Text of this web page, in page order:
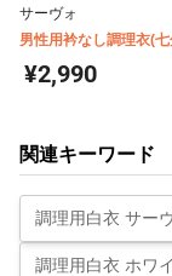
サーヴォ
男性用衿なし調理衣(
¥2,990
関連キーワード
調理用白衣 サー
調理用白衣 ホワ